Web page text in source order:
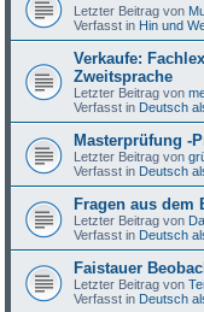
Letzter Beitrag von
Verfasst in Hin und
Verkaufe:
Zweitsprache
Letzter Beitrag von
Verfasst in Deutsch
Masterprüfung -
Letzter Beitrag von
Verfasst in Deutsch
Fragen aus dem
Letzter Beitrag von
Verfasst in Deutsch
Faistauer
Letzter Beitrag von
Verfasst in Deutsch